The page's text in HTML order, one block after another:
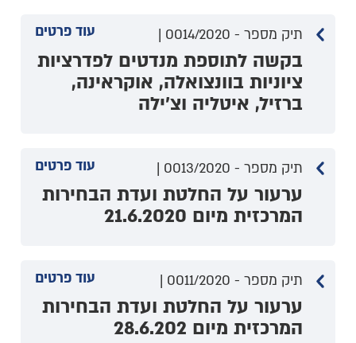
עוד פרטים תיק מספר - 0014/2020 |
בקשה לתוספת מנדטים לפדרציות
ציוניות בוונצואלה, אוקראינה,
ברזיל, איטליה וצ'ילה
עוד פרטים תיק מספר - 0013/2020 |
ערעור על החלטת ועדת הבחירות
המרכזית מיום 21.6.2020
עוד פרטים תיק מספר - 0011/2020 |
ערעור על החלטת ועדת הבחירות
המרכזית מיום 28.6.202